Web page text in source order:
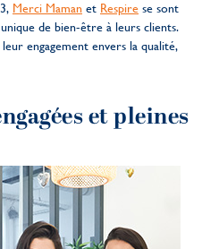
Merci Maman et Respire se sont
de bien-être à leurs clients.
engagement envers la qualité,
et pleines